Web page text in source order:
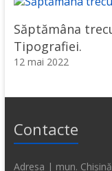
Săptămâna
Tipografiei.
12 mai 2022
Contacte
Adresa | mun.